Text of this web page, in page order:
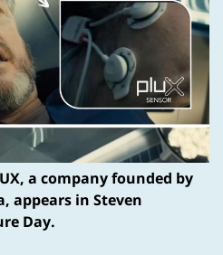
a company founded by
appears in Steven
Day.